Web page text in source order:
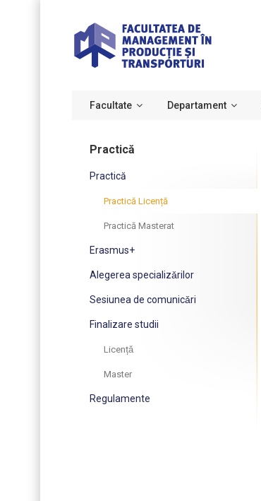
Facultate Departament
Practică
Practică
Practică Licență
Practică Masterat
Erasmus+
Alegerea specializǎrilor
Sesiunea de comunicǎri
Finalizare studii
Licențǎ
Master
Regulamente